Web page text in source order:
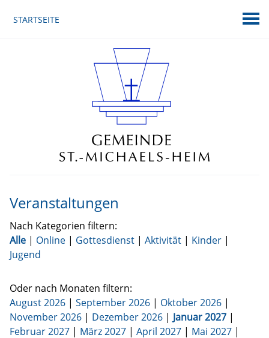
STARTSEITE
Veranstaltungen
Nach Kategorien filtern:
Alle | Online | Gottesdienst | Aktivität | Kinder |
Jugend
Oder nach Monaten filtern:
August 2026 | September 2026 | Oktober 2026 |
November 2026 | Dezember 2026 | Januar 2027 |
Februar 2027 | März 2027 | April 2027 | Mai 2027 |